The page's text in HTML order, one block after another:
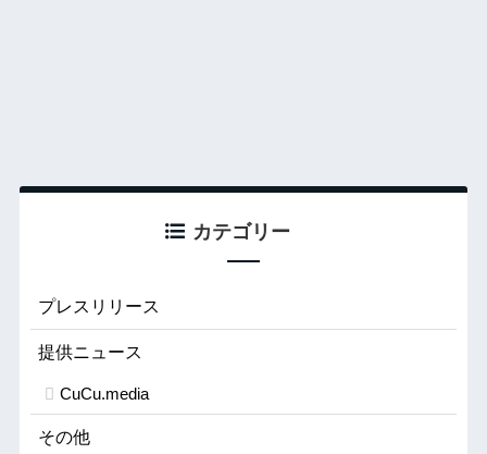
カテゴリー
プレスリリース
提供ニュース
CuCu.media
その他